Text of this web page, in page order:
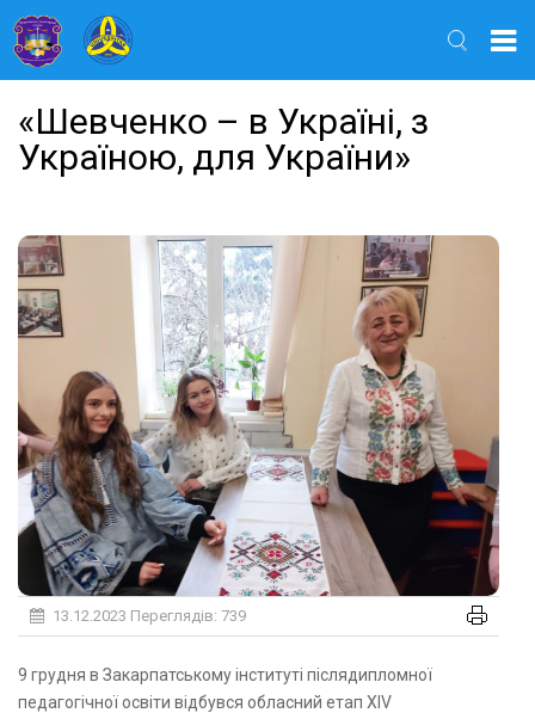
«Шевченко – в Україні, з
Україною, для України»
13.12.2023 Переглядів: 739
9 грудня в Закарпатському інституті післядипломної
педагогічної освіти відбувся обласний етап ХІV